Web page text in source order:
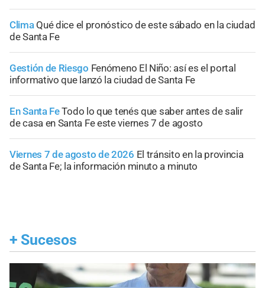
Clima Qué dice el pronóstico de este sábado en la ciudad
de Santa Fe
Gestión de Riesgo Fenómeno El Niño: así es el portal
informativo que lanzó la ciudad de Santa Fe
En Santa FeTodo lo que tenés que saber antes de salir
de casa en Santa Fe este viernes 7 de agosto
Viernes 7 de agosto de 2026 El tránsito en la provincia
de Santa Fe; la información minuto a minuto
+ Sucesos